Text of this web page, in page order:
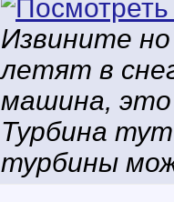
Извините но
летят в
машина, это
Турбина
турбины